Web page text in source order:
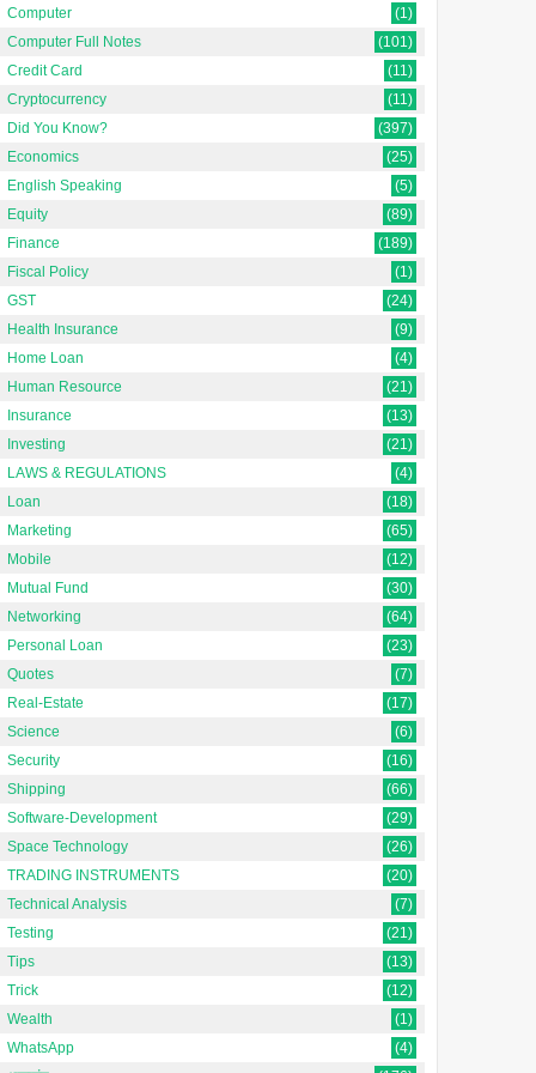
Computer
(1)
Computer Full Notes
(101)
Credit Card
(11)
Cryptocurrency
(11)
Did You Know?
(397)
Economics
(25)
English Speaking
(5)
Equity
(89)
Finance
(189)
Fiscal Policy
(1)
GST
(24)
Health Insurance
(9)
Home Loan
(4)
Human Resource
(21)
Insurance
(13)
Investing
(21)
LAWS & REGULATIONS
(4)
Loan
(18)
Marketing
(65)
Mobile
(12)
Mutual Fund
(30)
Networking
(64)
Personal Loan
(23)
Quotes
(7)
Real-Estate
(17)
Science
(6)
Security
(16)
Shipping
(66)
Software-Development
(29)
Space Technology
(26)
TRADING INSTRUMENTS
(20)
Technical Analysis
(7)
Testing
(21)
Tips
(13)
Trick
(12)
Wealth
(1)
WhatsApp
(4)